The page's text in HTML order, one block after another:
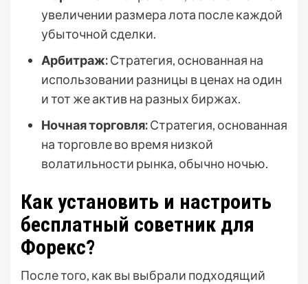
увеличении размера лота после каждой
убыточной сделки.
Арбитраж:Стратегия, основанная на
использовании разницы в ценах на один
и тот же актив на разных биржах.
Ночная торговля:Стратегия, основанная
на торговле во время низкой
волатильности рынка, обычно ночью.
Как установить и настроить
бесплатный советник для
Форекс?
После того, как вы выбрали подходящий